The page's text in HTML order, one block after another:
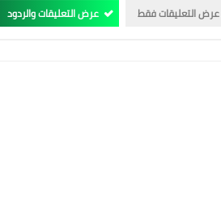
عرض التعليقات فقط عرض التعليقات والردود